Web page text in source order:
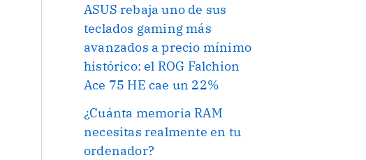
ASUS rebaja uno de sus
teclados gaming más
avanzados a precio mínimo
histórico: el ROG Falchion
Ace 75 HE cae un 22%
¿Cuánta memoria RAM
necesitas realmente en tu
ordenador?